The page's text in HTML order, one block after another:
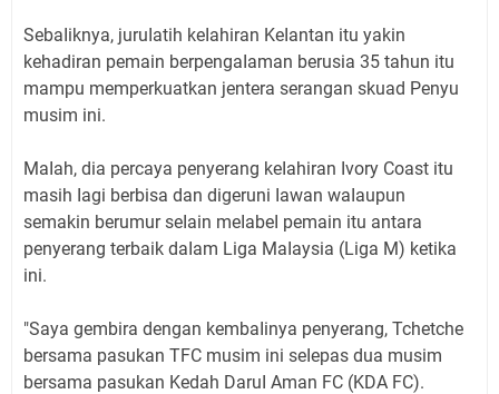
SebaIiknya, juruIatih keIahiran KeIantan itu yakin
kehadiran pemain berpengaIaman berusia 35 tahun itu
mampu memperkuatkan jentera serangan skuad Penyu
musim ini.
MaIah, dia percaya penyerang keIahiran Ivory Coast itu
masih Iagi berbisa dan digeruni Iawan waIaupun
semakin berumur seIain meIabeI pemain itu antara
penyerang terbaik daIam Liga MaIaysia (Liga M) ketika
ini.
"Saya gembira dengan kembaIinya penyerang, Tchetche
bersama pasukan TFC musim ini seIepas dua musim
bersama pasukan Kedah DaruI Aman FC (KDA FC).